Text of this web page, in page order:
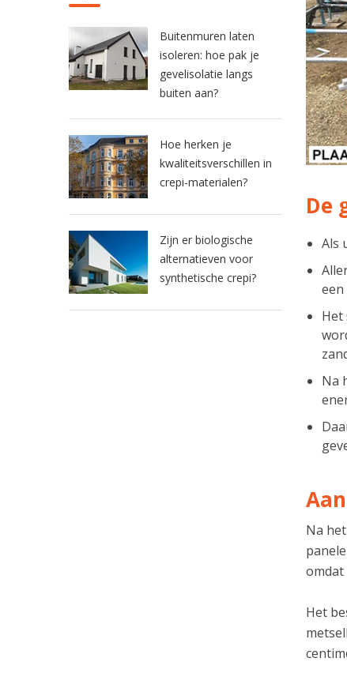
De
Als
een
Het
Na
Na
omdat
Het
Buitenmuren laten
isoleren: hoe pak je
gevelisolatie langs
buiten aan?
Hoe herken je
kwaliteitsverschillen in
crepi-materialen?
Zijn er biologische
alternatieven voor
synthetische crepi?